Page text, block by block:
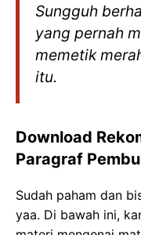
Sungguh
yang pernah
memetik
itu.
Download
Paragraf
Sudah paham dan
yaa. Di bawah ini,